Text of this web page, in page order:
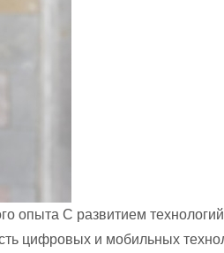
опыта С развитием
цифровых и мобильных